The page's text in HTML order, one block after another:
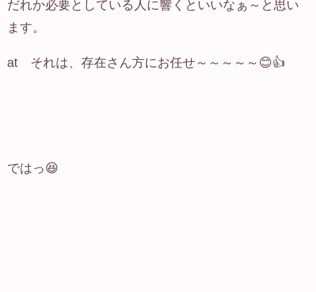
だれか必要としている人に響くといいなぁ～と思い
ます。
at それは、存在さん方にお任せ～～～～～😊👍
ではっ😆